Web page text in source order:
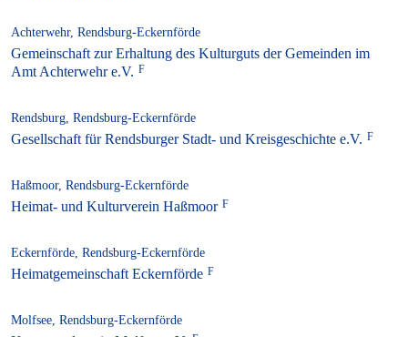
Achterwehr, Rendsburg-Eckernförde
Gemeinschaft zur Erhaltung des Kulturguts der Gemeinden im
Amt Achterwehr e.V.
Rendsburg, Rendsburg-Eckernförde
Gesellschaft für Rendsburger Stadt- und Kreisgeschichte e.V.
Haßmoor, Rendsburg-Eckernförde
Heimat- und Kulturverein Haßmoor
Eckernförde, Rendsburg-Eckernförde
Heimatgemeinschaft Eckernförde
Molfsee, Rendsburg-Eckernförde